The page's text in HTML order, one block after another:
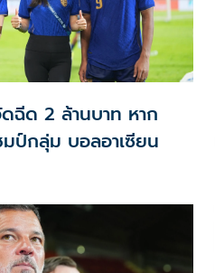
ดฉีด 2 ล้านบาท หาก
มป์กลุ่ม บอลอาเซียน